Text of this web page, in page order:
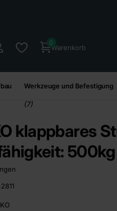
Warenkorb
0
Werkzeuge und Befestigung
(7)
klappbares